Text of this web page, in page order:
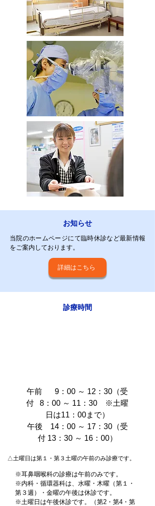
お知らせ
当院のホームページにて臨時休診など最新情報
をご案内しております。
詳細はこちら
診療時間
午前
9：00 ～ 12：30（受
付 8：00 ～ 11：30 ※土曜
日は11：00まで）
午後 14：00 ～ 17：30（受
付 13：30 ～ 16：00）
△土曜日は第１・第３土曜の午前のみ診療です。
※耳鼻咽喉科の診療は午前のみです。
※内科・循環器科は、水曜・木曜（第１・
第３週）・金曜の午後は休診です。
※土曜日は午後休診です。（第2・第4・第